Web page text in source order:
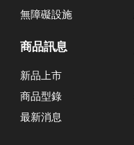
無障礙設施
商品訊息
新品上市
商品型錄
最新消息